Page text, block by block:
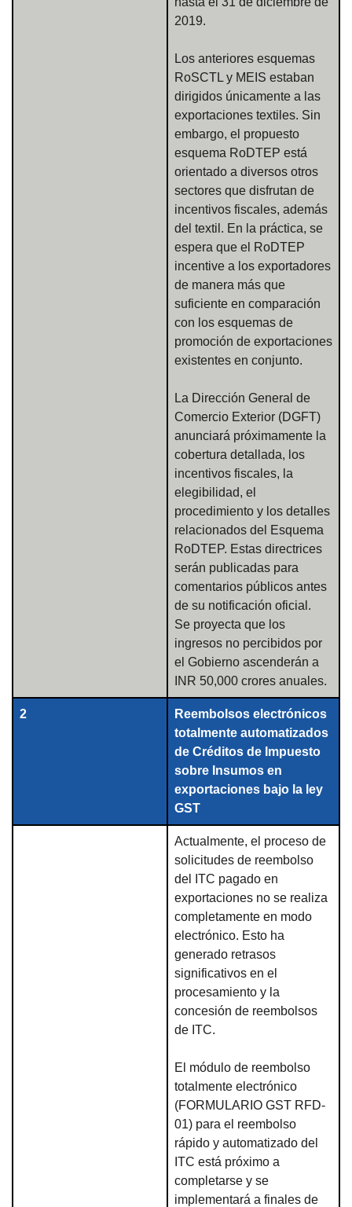
2019.
Los anteriores esquemas
RoSCTL y MEIS estaban
dirigidos únicamente a las
exportaciones textiles. Sin
embargo, el propuesto
esquema RoDTEP está
orientado a diversos otros
sectores que disfrutan de
incentivos fiscales, además
del textil. En la práctica, se
espera que el RoDTEP
incentive a los exportadores
de manera más que
suficiente en comparación
con los esquemas de
promoción de exportaciones
existentes en conjunto.
La Dirección General de
Comercio Exterior (DGFT)
anunciará próximamente la
cobertura detallada, los
incentivos fiscales, la
elegibilidad, el
procedimiento y los detalles
relacionados del Esquema
RoDTEP. Estas directrices
serán publicadas para
comentarios públicos antes
de su notificación oficial.
Se proyecta que los
ingresos no percibidos por
el Gobierno ascenderán a
INR 50,000 crores anuales.
2
Reembolsos electrónicos
totalmente automatizados
de Créditos de Impuesto
sobre Insumos en
exportaciones bajo la ley
GST
Actualmente, el proceso de
solicitudes de reembolso
del ITC pagado en
exportaciones no se realiza
completamente en modo
electrónico. Esto ha
generado retrasos
significativos en el
procesamiento y la
concesión de reembolsos
de ITC.
El módulo de reembolso
totalmente electrónico
(FORMULARIO GST RFD-
01) para el reembolso
rápido y automatizado del
ITC está próximo a
completarse y se
implementará a finales de